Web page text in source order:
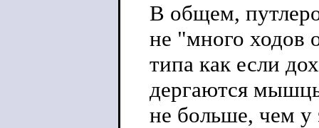
В общем,
не "много ходов
типа как если
дергаются
не больше, чем у